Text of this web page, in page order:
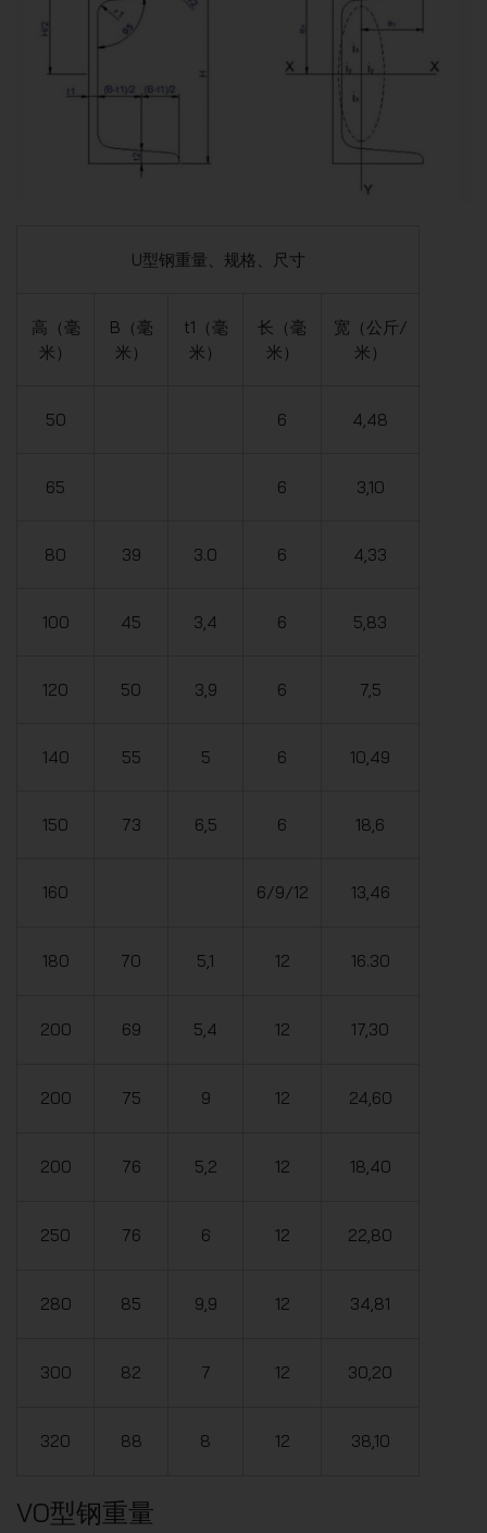
U型钢重量、规格、尺寸
高（毫
米）
B（毫
米）
t1（毫
米）
长（毫
米）
宽（公斤/
米）
50 6 4,48
65 6 3,10
80 39 3.0 6 4,33
100 45 3,4 6 5,83
120 50 3,9 6 7,5
140 55 5 6 10,49
150 73 6,5 6 18,6
160 6/9/12 13,46
180 70 5,1 12 16.30
200 69 5,4 12 17,30
200 75 9 12 24,60
200 76 5,2 12 18,40
250 76 6 12 22,80
280 85 9,9 12 34,81
300 82 7 12 30,20
320 88 8 12 38,10
VO型钢重量